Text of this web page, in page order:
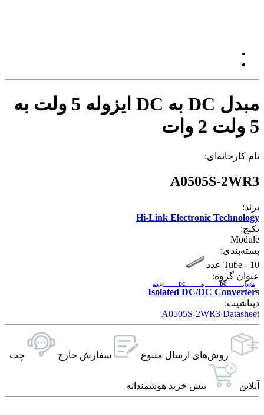
مبدل DC به DC ایزوله 5 ولت به
5 ولت 2 وات
نام کارخانه‌ای:
A0505S-2WR3
برند:
Hi-Link Electronic Technology
پکیج:
Module
بسته‌بندی:
Tube - 10 عدد
عنوان گروه:
Isolated DC/DC Converters
ماژول DC به DC ایزوله
دیتاشیت:
A0505S-2WR3 Datasheet
روش‌های ارسال‌ متنوع سفارش خارج چت
آنلاین پیش خرید هوشمندانه